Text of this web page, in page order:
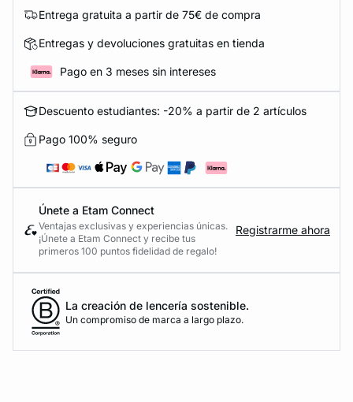
Entrega gratuita a partir de 75€ de compra
Entregas y devoluciones gratuitas en tienda
Pago en 3 meses sin intereses
Descuento estudiantes: -20% a partir de 2 artículos
Pago 100% seguro
Únete a Etam Connect
Ventajas exclusivas y experiencias únicas.
¡Únete a Etam Connect y recibe tus
primeros 100 puntos fidelidad de regalo!
Registrarme ahora
La creación de lencería sostenible.
Un compromiso de marca a largo plazo.